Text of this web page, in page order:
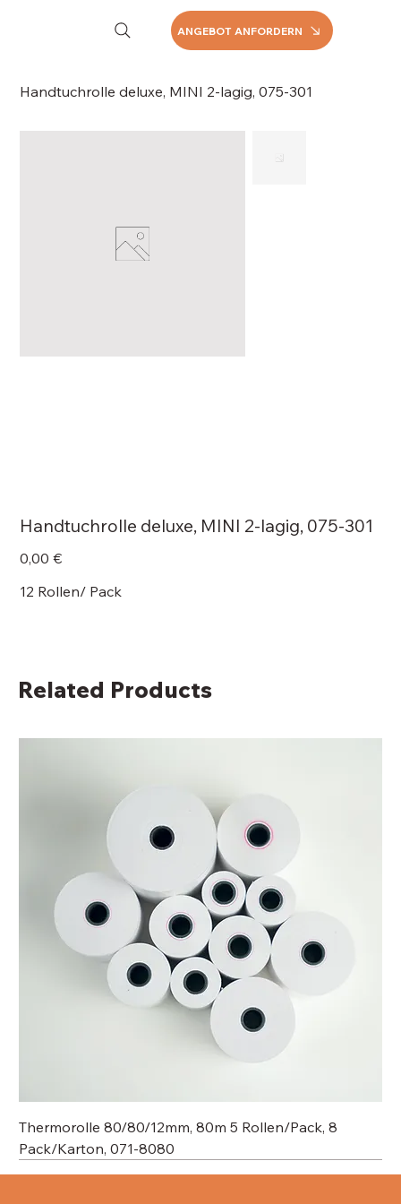
ANGEBOT ANFORDERN
Handtuchrolle deluxe, MINI 2-lagig, 075-301
Handtuchrolle deluxe, MINI 2-lagig, 075-301
Price
0,00 €
12 Rollen/ Pack
Related Products
Thermorolle 80/80/12mm, 80m 5 Rollen/Pack, 8
Pack/Karton, 071-8080